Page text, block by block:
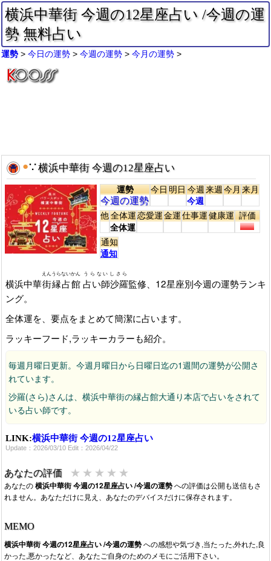
横浜中華街 今週の12星座占い /今週の運
勢 無料占い
運勢 今日の運勢 今週の運勢 今月の運勢
●∵横浜中華街 今週の12星座占い
運勢
今週の運勢
今日明日今週
今週
来週今月来月
他全体運
全体運
恋愛運金運仕事運健康運 評価
通知
通知
横浜中華街縁占館
えんうらないかん
占い師沙羅
うらないしさら
監修、12星座別今週の運勢ランキ
ング。
全体運を、要点をまとめて簡潔に占います。
ラッキーフード,ラッキーカラーも紹介。
毎週月曜日更新。今週月曜日から日曜日迄の1週間の運勢が公開さ
れています。
沙羅(さら)さんは、横浜中華街の縁占館大通り本店で占いをされて
いる占い師です。
LINK:横浜中華街 今週の12星座占い
Update：2026/03/10 Edit：2026/04/22
あなたの評価 ★ ★ ★ ★ ★
あなたの横浜中華街 今週の12星座占い /今週の運勢への評価は公開も送信もさ
れません。あなただけに見え、あなたのデバイスだけに保存されます。
MEMO
横浜中華街 今週の12星座占い /今週の運勢への感想や気づき,当たった,外れた,良
かった,悪かったなど、あなたご自身のためのメモにご活用下さい。